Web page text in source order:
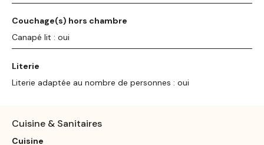
Couchage(s) hors chambre
Canapé lit : oui
Literie
Literie adaptée au nombre de personnes : oui
Cuisine & Sanitaires
Cuisine